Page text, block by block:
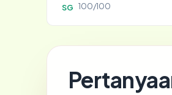
SG 100/100